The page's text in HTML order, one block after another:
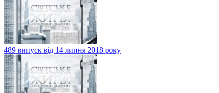
489 випуск від 14 липня 2018 року